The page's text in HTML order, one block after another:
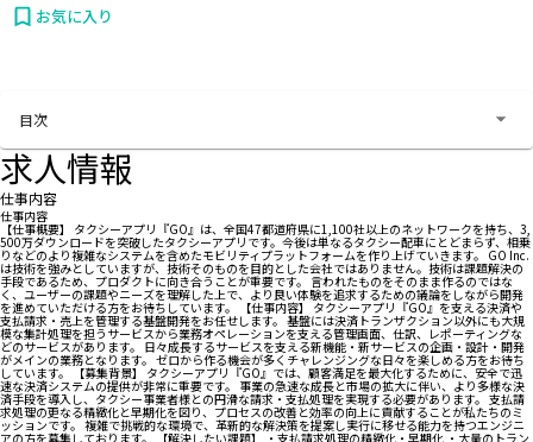
お気に入り
目次
求人情報
仕事内容
仕事内容
【仕事概要】 タクシーアプリ『GO』は、全国47都道府県に1,100社以上のネットワークを持ち、3,
500万ダウンロードを突破したタクシーアプリです。今後は単なるタクシー配車にとどまらず、相乗
りなどのより複雑なシステムを含めたモビリティプラットフォームを作り上げていきます。 GO Inc.
は技術を強みとしていますが、技術そのものを目的とした会社ではありません。技術は課題解決の
手段であるため、プロダクトに向き合うことが重要です。 言われたものをそのまま作るのではな
く、ユーザーの課題やニーズを理解した上で、より良い体験を追求するための議論をしながら開発
を進めていただける方をお待ちしています。 【仕事内容】 タクシーアプリ『GO』を支える決済や
支払請求・売上を管理する基盤開発をお任せします。 基盤には決済トランザクション以外にも大規
模な集計処理を担うサービスから業務オペレーションを支える管理画面、仕訳、レポーティングな
どのサービスがあります。 日々成長するサービスを支える新機能・新サービスの企画・設計・開発
がメインの業務となります。 ゼロから作る機会が多くチャレンジングな日々を楽しめる方をお待ち
しています。 【募集背景】 タクシーアプリ『GO』では、顧客満足を最大化するために、安全で迅
速な決済システムの提供が非常に重要です。 事業の急速な成長と市場の拡大に伴い、より多様な決
済手段を導入し、タクシー事業者様との円滑な請求・支払処理を実現する必要があります。 支払請
求処理の更なる精緻化と早期化を図り、プロセスの改善と効率の向上に貢献することが私たちのミ
ッションです。 複雑で挑戦的な環境で、革新的な解決策を提案し実行に移せる能力を持つエンジニ
アの方を募集しております。 【解決したい課題】 ・支払請求処理の精緻化・早期化 ・大量のトラン